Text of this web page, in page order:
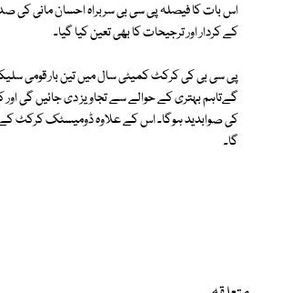
اس بات کا فیصلہ پی سی بی سربراہ احسان مانی کی
کے کردار اور ترجیحات کا بھی تعین کیا گیا۔
پی سی بی کی کرکٹ کمیٹی سال میں تین بار قومی
گےتاہم بہتری کے حوالے سے تجاویز دی جائیں گی
کی صوابدید ہوگا۔ اس کے علاوہ ڈومیسٹک کرکٹ کے
گا۔